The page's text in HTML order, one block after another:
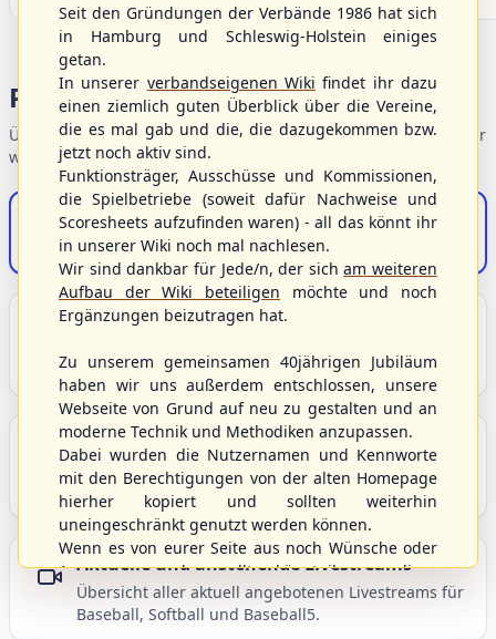
Bargenstedt
Beavers
Elmshorn Alligators Fehmarn
Portalbereiche
Übersicht der Verbandsbereiche – wählen Sie einen Einstieg für
S/HBV-Shop
Der Onlineshop des S/HBV
Unser Sport
Grundlagen und Hintergründe zu Baseball, Softball
und Baseball5.
Berichte und Neuigkeiten
Seit den Gründungen der Verbände 1986 hat sich
in Hamburg und Schleswig-Holstein einiges
getan.
In unserer verbandseigenen Wiki findet ihr dazu
einen ziemlich guten Überblick über die Vereine,
die es mal gab und die, die dazugekommen bzw.
jetzt noch aktiv sind.
Funktionsträger, Ausschüsse und Kommissionen,
die Spielbetriebe (soweit dafür Nachweise und
Scoresheets aufzufinden waren) - all das könnt ihr
in unserer Wiki noch mal nachlesen.
Wir sind dankbar für Jede/n, der sicham weiteren
Aufbau der Wiki beteiligen möchte und noch
Ergänzungen beizutragen hat.
Zu unserem gemeinsamen 40jährigen Jubiläum
haben wir uns außerdem entschlossen, unsere
Webseite von Grund auf neu zu gestalten und an
moderne Technik und Methodiken anzupassen.
Dabei wurden die Nutzernamen und Kennworte
mit den Berechtigungen von der alten Homepage
hierher kopiert und sollten weiterhin
uneingeschränkt genutzt werden können.
Wenn es von eurer Seite aus noch Wünsche oder
Anregungen geben sollte, könnt ihr uns diese
gerne an die Verbandsadresseinfo@shbvnet.de
schicken.